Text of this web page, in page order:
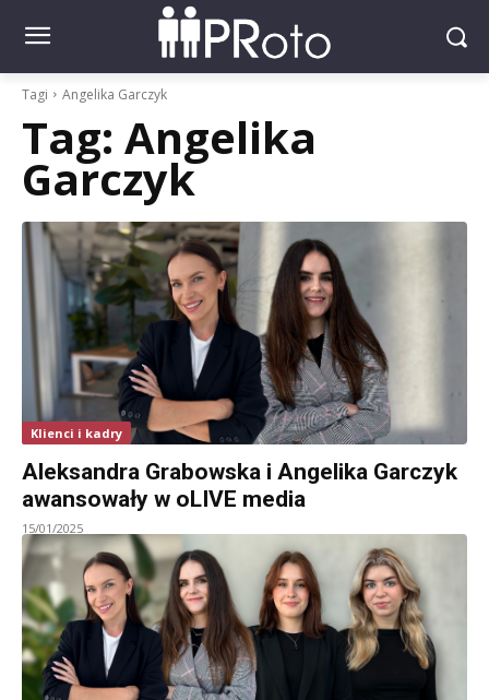
Tagi Angelika Garczyk
Tag: Angelika
Garczyk
Klienci i kadry
Aleksandra Grabowska i Angelika Garczyk
awansowały w oLIVE media
15/01/2025